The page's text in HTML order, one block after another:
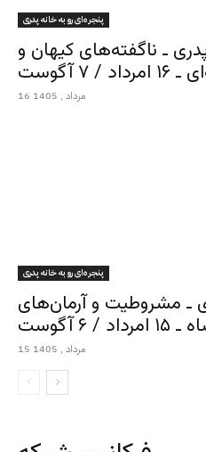
پنجره‌ای رو به خانه پدری
ـ ناگفته‌های کیهان و
۷ آگوست
16 مرداد , 1405
پنجره‌ای رو به خانه پدری
ـ مشروطیت و آرمان‌های
/ ۶ آگوست
15 مرداد , 1405